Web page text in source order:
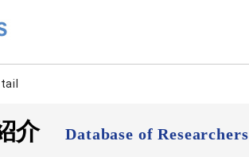
紹介Database of Researchers